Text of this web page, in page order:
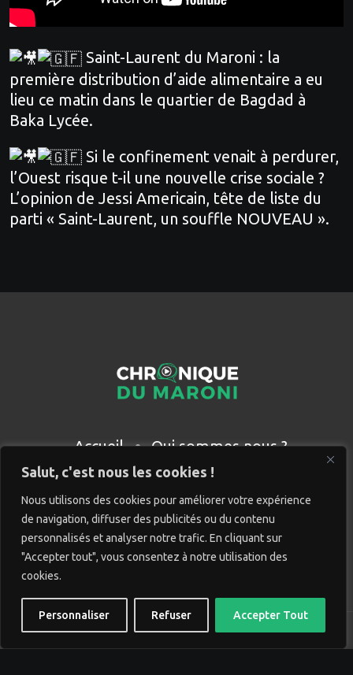
Salut, c'est nous les cookies !
Nous utilisons des cookies pour améliorer votre expérience
de navigation, diffuser des publicités ou du contenu
personnalisés et analyser notre trafic. En cliquant sur
"Accepter tout", vous consentez à notre utilisation des
cookies.
Personnaliser Refuser Accepter Tout
Saint-Laurent du Maroni : la
première distribution d’aide alimentaire a eu
lieu ce matin dans le quartier de Bagdad à
Baka Lycée.
Si le confinement venait à perdurer,
l’Ouest risque t-il une nouvelle crise sociale ?
L’opinion de Jessi Americain, tête de liste du
parti « Saint-Laurent, un souffle NOUVEAU ».
Accueil
Qui sommes nous ?
Partenaires
Contact